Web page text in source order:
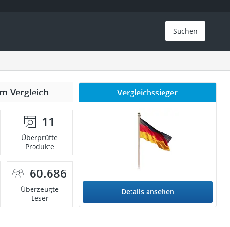
Suchen
Vergleich
11
Überprüfte
Produkte
60.686
Überzeugte
Leser
Vergleichssieger
Details ansehen